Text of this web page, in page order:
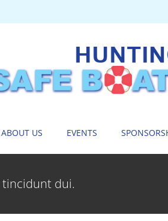
ABOUT US EVENTS
dui.